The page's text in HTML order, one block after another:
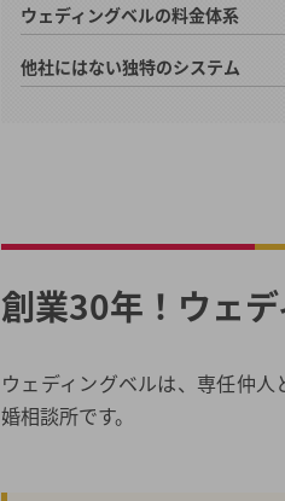
ウェディングベルの料金体系
他社にはない独特のシステム
創業30年！ウェ
ウェディングベルは、専任仲
婚相談所です。